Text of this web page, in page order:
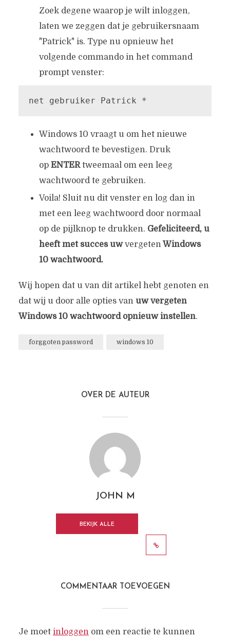
Zoek degene waarop je wilt inloggen,
laten we zeggen dat je gebruikersnaam
"Patrick" is. Type nu opnieuw het
volgende commando in het command
prompt venster:
net gebruiker Patrick *
Windows 10 vraagt u om het nieuwe
wachtwoord te bevestigen. Druk
op ENTERtweemaal om een leeg
wachtwoord te gebruiken.
Voila! Sluit nu dit venster en log dan in
met een leeg wachtwoord door normaal
op de pijlknop te drukken. Gefeliciteerd, u
heeft met succes uwvergetenWindows
10 wachtwoord.
Wij hopen dat u van dit artikel hebt genoten en
dat wij u door alle opties van uw vergeten
Windows 10 wachtwoord opnieuw instellen.
forggoten password windows 10
OVER DE AUTEUR
JOHN M
BEKIJK ALLE
COMMENTAAR TOEVOEGEN
Je moet inloggenom een reactie te kunnen